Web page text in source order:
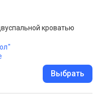
кроватью
Выбрать